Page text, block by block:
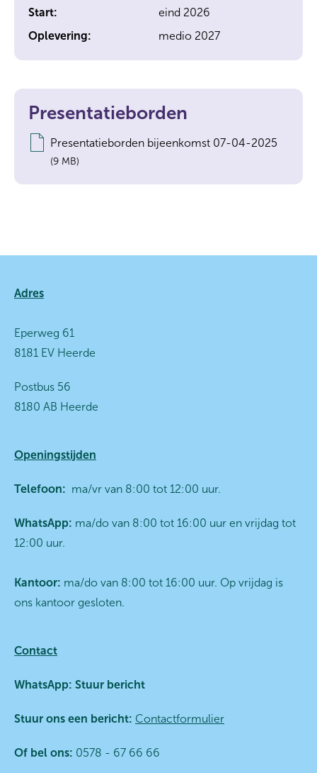
Start:
eind 2026
Oplevering:
medio 2027
Presentatieborden
Presentatieborden bijeenkomst 07-04-2025
9 MB
Contactinformatie
Adres
Eperweg 61
8181 EV Heerde
Postbus 56
8180 AB Heerde
Openingstijden
Telefoon: ma/vr van 8:00 tot 12:00 uur.
WhatsApp: ma/do van 8:00 tot 16:00 uur en vrijdag tot
12:00 uur.
Kantoor: ma/do van 8:00 tot 16:00 uur. Op vrijdag is
ons kantoor gesloten.
Contact
WhatsApp: Stuur bericht
Stuur ons een bericht: Contactformulier
Of bel ons: 0578 - 67 66 66